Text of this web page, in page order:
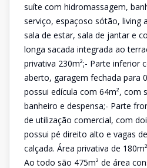
suíte com hidromassagem,
serviço, espaçoso sótão, living
sala de estar, sala de jantar e
longa sacada integrada ao
privativa 230m²;- Parte inferior
aberto, garagem fechada para
possui edícula com 64m², com
banheiro e despensa;- Parte
de utilização comercial, com
possui pé direito alto e vagas
calçada. Área privativa de
Ao todo são 475m² de área